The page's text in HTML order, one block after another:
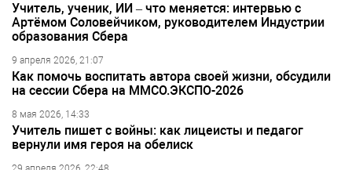
Учитель, ученик, ИИ – что меняется: интервью с
Артёмом Соловейчиком, руководителем Индустрии
образования Сбера
9 апреля 2026, 21:07
Как помочь воспитать автора своей жизни, обсудили
на сессии Сбера на ММСО.ЭКСПО-2026
8 мая 2026, 14:33
Учитель пишет с войны: как лицеисты и педагог
вернули имя героя на обелиск